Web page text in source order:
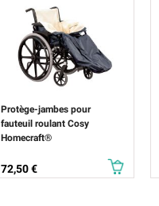
Protège-jambes pour
fauteuil roulant Cosy
Homecraft®
Prix
72,50 €